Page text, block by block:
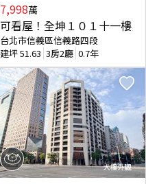
7,998萬
可看屋！全坤１０１十一樓
台北市信義區信義路四段
建坪51.63 3房2廳 0.7年